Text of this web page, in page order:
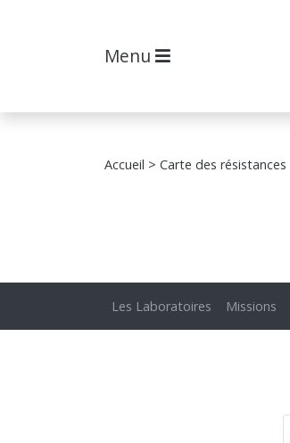
Menu
Accueil > Carte des résistances
Les Laboratoires Missions